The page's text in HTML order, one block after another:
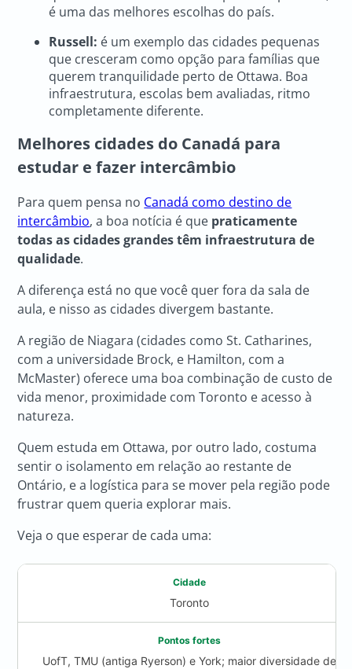
é uma das melhores escolhas do país.
Russell: é um exemplo das cidades pequenas
que cresceram como opção para famílias que
querem tranquilidade perto de Ottawa. Boa
infraestrutura, escolas bem avaliadas, ritmo
completamente diferente.
Melhores cidades do Canadá para
estudar e fazer intercâmbio
Para quem pensa no Canadá como destino de
intercâmbio, a boa notícia é que praticamente
todas as cidades grandes têm infraestrutura de
qualidade.
A diferença está no que você quer fora da sala de
aula, e nisso as cidades divergem bastante.
A região de Niagara (cidades como St. Catharines,
com a universidade Brock, e Hamilton, com a
McMaster) oferece uma boa combinação de custo de
vida menor, proximidade com Toronto e acesso à
natureza.
Quem estuda em Ottawa, por outro lado, costuma
sentir o isolamento em relação ao restante de
Ontário, e a logística para se mover pela região pode
frustrar quem queria explorar mais.
Veja o que esperar de cada uma:
Toronto
UofT, TMU (antiga Ryerson) e York; maior diversidade de